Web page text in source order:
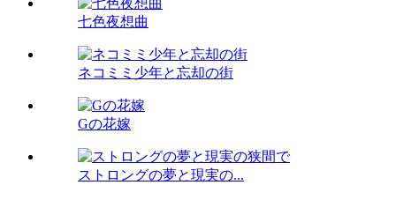
七色夜想曲
ネコミミ少年と忘却の街
Gの花嫁
ストロングの夢と現実の...